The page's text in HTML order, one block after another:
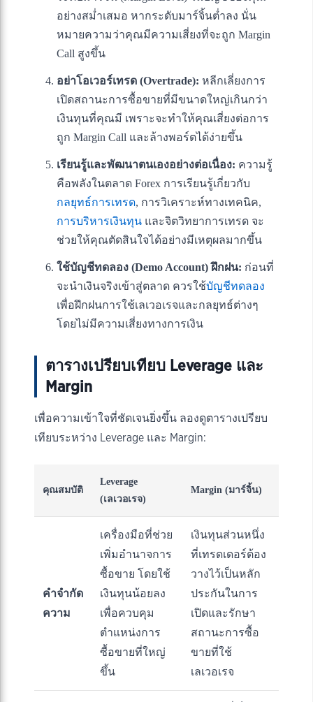
อย่างสม่ำเสมอ หากระดับมาร์จิ้นต่ำลง นั่น
หมายความว่าคุณมีความเสี่ยงที่จะถูก Margin
Call สูงขึ้น
อย่าโอเวอร์เทรด (Overtrade): หลีกเลี่ยงการ
เปิดสถานะการซื้อขายที่มีขนาดใหญ่เกินกว่า
เงินทุนที่คุณมี เพราะจะทำให้คุณเสี่ยงต่อการ
ถูก Margin Call และล้างพอร์ตได้ง่ายขึ้น
เรียนรู้และพัฒนาตนเองอย่างต่อเนื่อง: ความรู้
คือพลังในตลาด Forex การเรียนรู้เกี่ยวกับ
กลยุทธ์การเทรด, การวิเคราะห์ทางเทคนิค,
การบริหารเงินทุน และจิตวิทยาการเทรด จะ
ช่วยให้คุณตัดสินใจได้อย่างมีเหตุผลมากขึ้น
ใช้บัญชีทดลอง (Demo Account) ฝึกฝน: ก่อนที่
จะนำเงินจริงเข้าสู่ตลาด ควรใช้บัญชีทดลอง
เพื่อฝึกฝนการใช้เลเวอเรจและกลยุทธ์ต่างๆ
โดยไม่มีความเสี่ยงทางการเงิน
ตารางเปรียบเทียบ Leverage และ
Margin
เพื่อความเข้าใจที่ชัดเจนยิ่งขึ้น ลองดูตารางเปรียบ
เทียบระหว่าง Leverage และ Margin:
คุณสมบัติ
Leverage
(เลเวอเรจ)
Margin (มาร์จิ้น)
คำจำกัด
ความ
เครื่องมือที่ช่วย
เพิ่มอำนาจการ
ซื้อขาย โดยใช้
เงินทุนน้อยลง
เพื่อควบคุม
ตำแหน่งการ
ซื้อขายที่ใหญ่
ขึ้น
เงินทุนส่วนหนึ่ง
ที่เทรดเดอร์ต้อง
วางไว้เป็นหลัก
ประกันในการ
เปิดและรักษา
สถานะการซื้อ
ขายที่ใช้
เลเวอเรจ